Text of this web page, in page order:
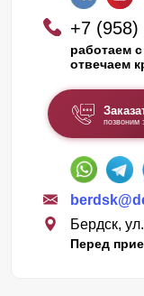
+7 (958)
работаем
отвечаем
позвоним
Бердск,
Перед